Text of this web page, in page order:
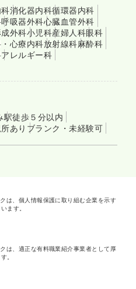
消化器内科循環器内科
呼吸器外科心臓血管外科
外科小児科産婦人科眼科
心療内科放射線科麻酔科
アレルギー科
駅徒歩５分以内
あり ブランク・未経験可
は、個人情報保護に取り組む企業を示す
ます。
は、適正な有料職業紹介事業者として厚
。